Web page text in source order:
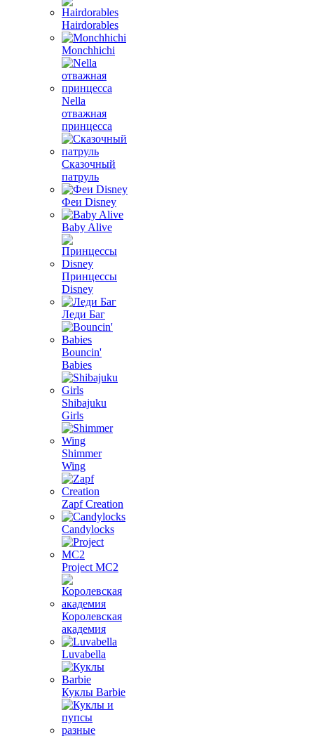
Hairdorables
Monchhichi
Nella
отважная
принцесса
Сказочный
патруль
Феи Disney
Baby Alive
Принцессы
Disney
Леди Баг
Bouncin'
Babies
Shibajuku
Girls
Shimmer
Wing
Zapf Creation
Candylocks
Project MС2
Королевская
академия
Luvabella
Куклы Barbie